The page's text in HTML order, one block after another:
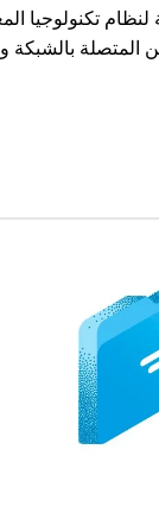
تكنولوجيا